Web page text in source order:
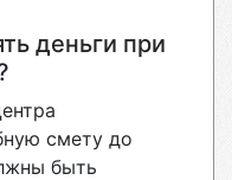
деньги при
смету до
быть